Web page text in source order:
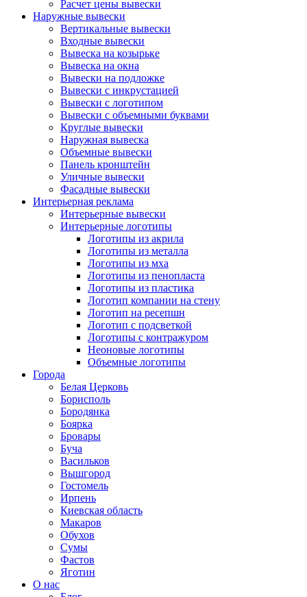
Расчет цены вывески
Наружные вывески
Вертикальные вывески
Входные вывески
Вывеска на козырьке
Вывеска на окна
Вывески на подложке
Вывески с инкрустацией
Вывески с логотипом
Вывески с объемными буквами
Круглые вывески
Наружная вывеска
Объемные вывески
Панель кронштейн
Уличные вывески
Фасадные вывески
Интерьерная реклама
Интерьерные вывески
Интерьерные логотипы
Логотипы из акрила
Логотипы из металла
Логотипы из мха
Логотипы из пенопласта
Логотипы из пластика
Логотип компании на стену
Логотип на ресепшн
Логотип с подсветкой
Логотипы с контражуром
Неоновые логотипы
Объемные логотипы
Города
Белая Церковь
Борисполь
Бородянка
Боярка
Бровары
Буча
Васильков
Вышгород
Гостомель
Ирпень
Киевская область
Макаров
Обухов
Сумы
Фастов
Яготин
О нас